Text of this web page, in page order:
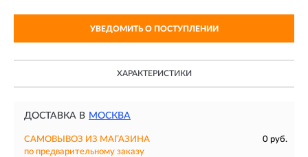
УВЕДОМИТЬ О ПОСТУПЛЕНИИ
ХАРАКТЕРИСТИКИ
ДОСТАВКА В МОСКВА
САМОВЫВОЗ ИЗ МАГАЗИНА
0 руб.
по предварительному заказу